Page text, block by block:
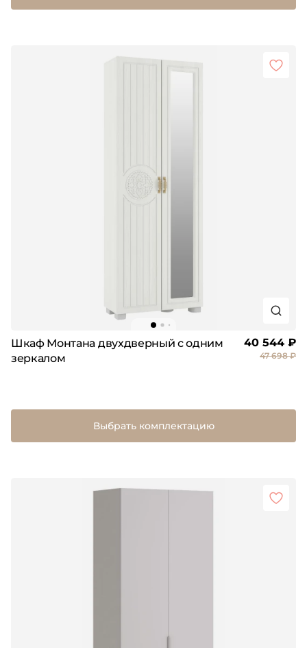
Шкаф Монтана двухдверный с одним
зеркалом
40 544 ₽
47 698 ₽
Выбрать комплектацию